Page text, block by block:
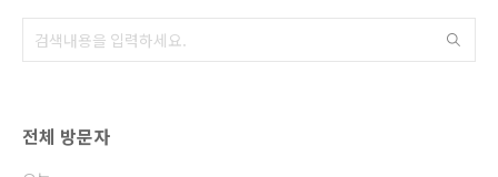
전체 방문자